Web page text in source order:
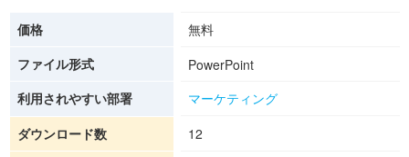
価格
無料
ファイル形式
PowerPoint
利用されやすい部署
マーケティング
ダウンロード数
12